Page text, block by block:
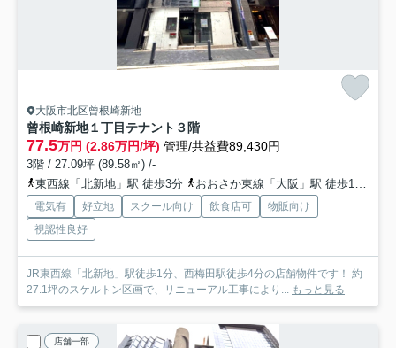
大阪市北区曾根崎新地
曾根崎新地１丁目テナント ３階
77.5万円 (2.86万円/坪) 管理/共益費89,430円
3階 / 27.09坪 (89.58㎡) /-
東西線「北新地」駅 徒歩3分
おおさか東線「大阪」駅 徒歩10分
電気有 好立地 スクール向け 飲食店可
物販向け
視認性良好
JR東西線「北新地」駅徒歩1分、西梅田駅徒歩4分の店舗物件です！ 約
27.1坪のスケルトン区画で、リニューアル工事により... もっと見る
店舗一部